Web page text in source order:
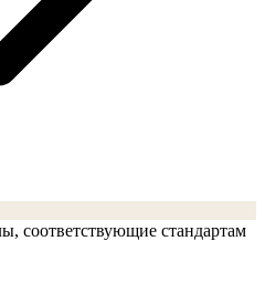
соответствующие стандартам